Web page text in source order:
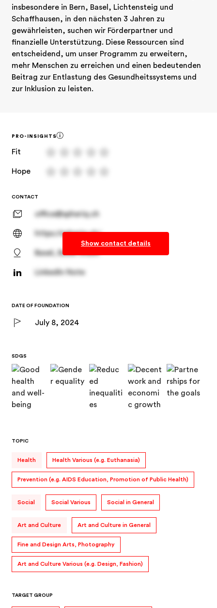
insbesondere in Bern, Basel, Lichtensteig und
Schaffhausen, in den nächsten 3 Jahren zu
gewährleisten, suchen wir Förderpartner und
finanzielle Unterstützung. Diese Ressourcen sind
entscheidend, um unser Programm zu erweitern,
mehr Menschen zu erreichen und einen bedeutenden
Beitrag zur Entlastung des Gesundheitssystems und
zur Inklusion zu leisten.
PRO-INSIGHTS
Fit
Hope
CONTACT
office@spheriq.ch
https://spheriq.ch/
Basel, Basel-Stadt
LinkedIn Note
Show contact details
DATE OF FOUNDATION
July 8, 2024
SDGS
TOPIC
Health Health Various (e.g. Euthanasia)
Prevention (e.g. AIDS Education, Promotion of Public Health)
Social Social Various Social in General
Art and Culture Art and Culture in General
Fine and Design Arts, Photography
Art and Culture Various (e.g. Design, Fashion)
TARGET GROUP